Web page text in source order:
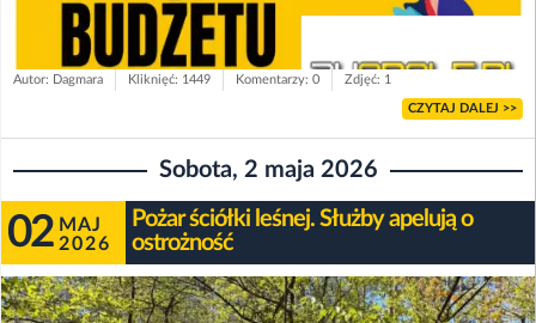
Autor: Dagmara Kliknięć: 1449 Komentarzy: 0 Zdjęć: 1
CZYTAJ DALEJ >>
Sobota, 2 maja 2026
02 MAJ
2026
Pożar ściółki leśnej. Służby apelują o
ostrożność